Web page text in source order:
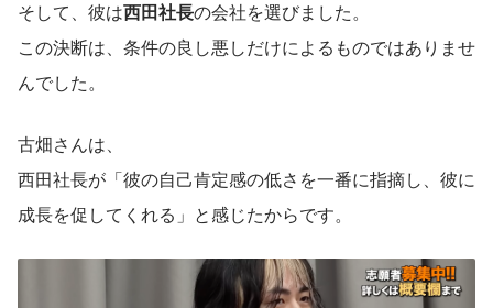
そして、彼は西田社長の会社を選びました。
この決断は、条件の良し悪しだけによるものではありませ
んでした。
古畑さんは、
西田社長が「彼の自己肯定感の低さを一番に指摘し、彼に
成長を促してくれる」と感じたからです。